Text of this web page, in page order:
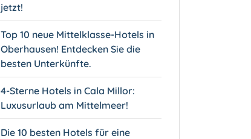
jetzt!
Top 10 neue Mittelklasse-Hotels in
Oberhausen! Entdecken Sie die
besten Unterkünfte.
4-Sterne Hotels in Cala Millor:
Luxusurlaub am Mittelmeer!
Die 10 besten Hotels für eine